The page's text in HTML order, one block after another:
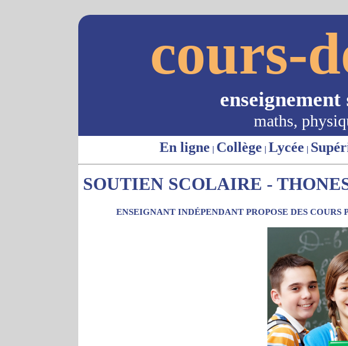
cours-
maths,
En ligne | Collège | Lycée |
SOUTIEN SCOLAIRE -
ENSEIGNANT INDÉPENDANT PROPOSE DES